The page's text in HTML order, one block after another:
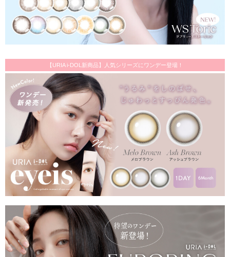
【URIA i-DOL新商品】人気シリーズにワンデー登場！